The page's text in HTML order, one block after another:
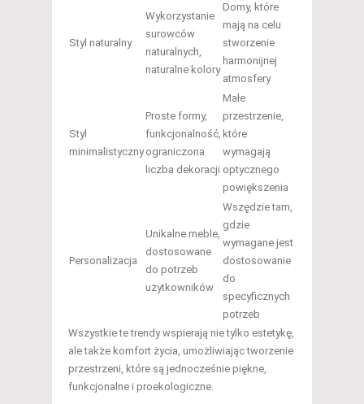
Styl naturalny
Wykorzystanie
surowców
naturalnych,
naturalne kolory
Domy, które
mają na celu
stworzenie
harmonijnej
atmosfery
Styl
minimalistyczny
Proste formy,
funkcjonalność,
ograniczona
liczba dekoracji
Małe
przestrzenie,
które
wymagają
optycznego
powiększenia
Personalizacja
Unikalne meble,
dostosowane
do potrzeb
użytkowników
Wszędzie tam,
gdzie
wymagane jest
dostosowanie
do
specyficznych
potrzeb
Wszystkie te trendy wspierają nie tylko estetykę,
ale także komfort życia, umożliwiając tworzenie
przestrzeni, które są jednocześnie piękne,
funkcjonalne i proekologiczne.